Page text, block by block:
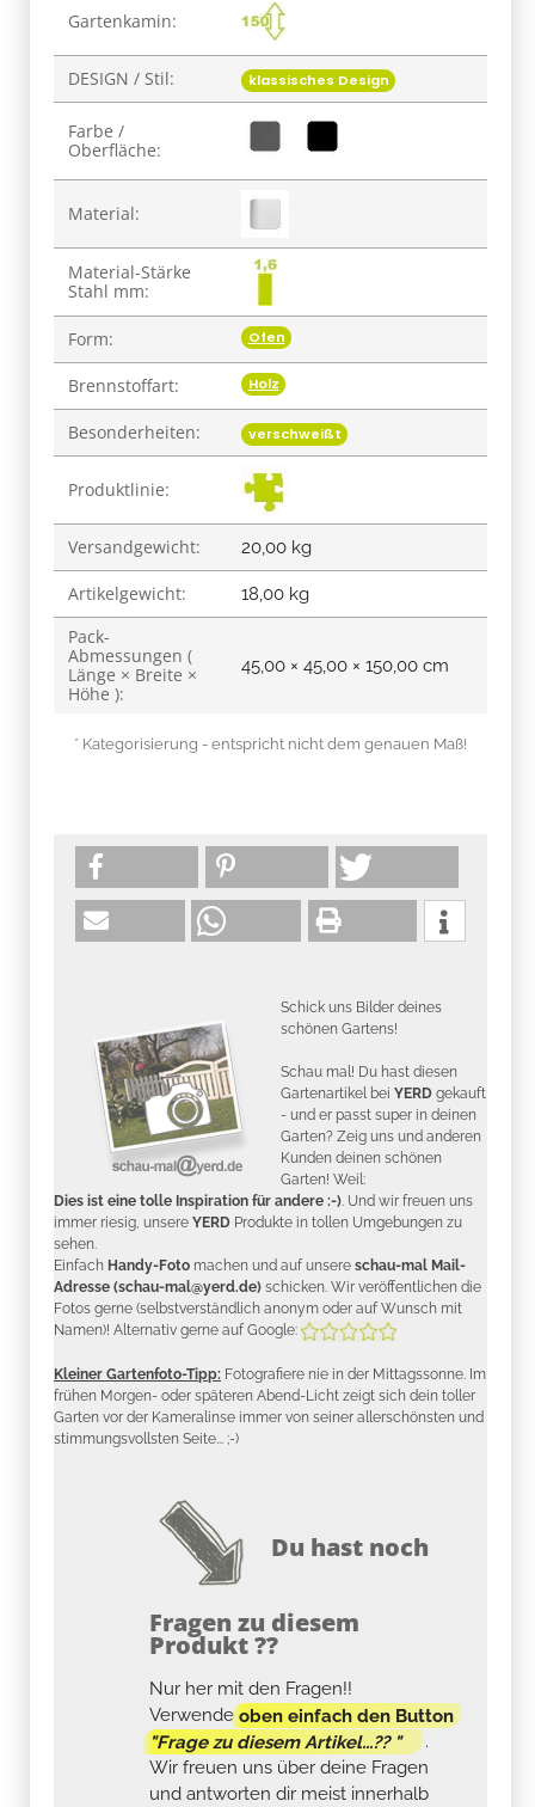
Produkteigenschaft
Gartenkamin:
DESIGN / Stil: klassisches Design
Farbe /
Oberfläche:
Material:
Material-Stärke
Stahl mm:
Form: Ofen
Brennstoffart: Holz
Besonderheiten: verschweißt
Produktlinie:
Versandgewicht: 20,00 kg
Artikelgewicht: 18,00 kg
Pack-
Abmessungen (
Länge × Breite ×
Höhe ):
45,00 × 45,00 × 150,00 cm
* Kategorisierung - entspricht nicht dem genauen Maß!
Schick uns Bilder deines
schönen Gartens!
Schau mal! Du hast diesen
Gartenartikel bei YERD gekauft
- und er passt super in deinen
Garten? Zeig uns und anderen
Kunden deinen schönen
Garten! Weil:
Dies ist eine tolle Inspiration für andere :-). Und wir freuen uns
immer riesig, unsere YERD Produkte in tollen Umgebungen zu
sehen.
Einfach Handy-Foto machen und auf unsere schau-mal Mail-
Adresse (schau-mal@yerd.de) schicken. Wir veröffentlichen die
Fotos gerne (selbstverständlich anonym oder auf Wunsch mit
Namen)! Alternativ gerne auf Google:
Kleiner Gartenfoto-Tipp: Fotografiere nie in der Mittagssonne. Im
frühen Morgen- oder späteren Abend-Licht zeigt sich dein toller
Garten vor der Kameralinse immer von seiner allerschönsten und
stimmungsvollsten Seite... ;-)
Du hast noch
Fragen zu diesem
Produkt ??
Nur her mit den Fragen!!
Verwendeoben einfach den Button
"Frage zu diesem Artikel...?? "
.
Wir freuen uns über deine Fragen
und antworten dir meist innerhalb